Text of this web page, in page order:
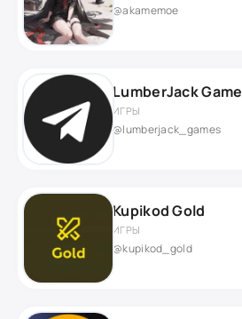
@akamemoe
LumberJack Game
ИГРЫ
@lumberjack_games
Kupikod Gold
ИГРЫ
@kupikod_gold